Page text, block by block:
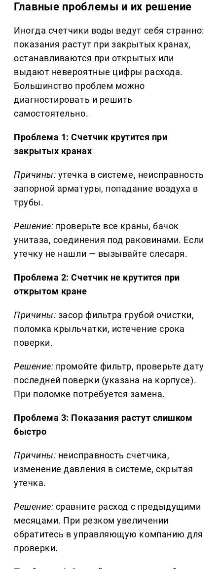
Главные проблемы и их решение
Иногда счетчики воды ведут себя странно:
показания растут при закрытых кранах,
останавливаются при открытых или
выдают невероятные цифры расхода.
Большинство проблем можно
диагностировать и решить
самостоятельно.
Проблема 1: Счетчик крутится при
закрытых кранах
Причины: утечка в системе, неисправность
запорной арматуры, попадание воздуха в
трубы.
Решение: проверьте все краны, бачок
унитаза, соединения под раковинами. Если
утечку не нашли — вызывайте слесаря.
Проблема 2: Счетчик не крутится при
открытом кране
Причины: засор фильтра грубой очистки,
поломка крыльчатки, истечение срока
поверки.
Решение: промойте фильтр, проверьте дату
последней поверки (указана на корпусе).
При поломке потребуется замена.
Проблема 3: Показания растут слишком
быстро
Причины: неисправность счетчика,
изменение давления в системе, скрытая
утечка.
Решение: сравните расход с предыдущими
месяцами. При резком увеличении
обратитесь в управляющую компанию для
проверки.